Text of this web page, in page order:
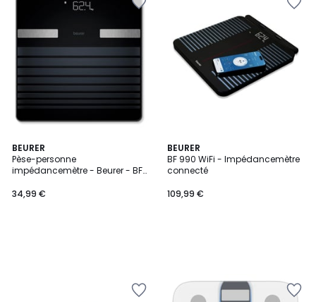
BEURER
Pèse-personne
impédancemètre - Beurer - BF
34,99 €
BEURER
BF 990 WiFi - Impédancemètre
connecté
109,99 €